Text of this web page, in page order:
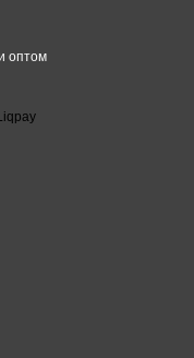
оптом